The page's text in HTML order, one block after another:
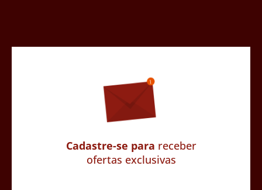
Cadastre-se para receber
ofertas exclusivas